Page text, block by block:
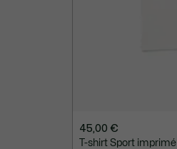
45,00 €
T-shirt Sport imprimé